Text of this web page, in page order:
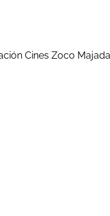
Cines Zoco